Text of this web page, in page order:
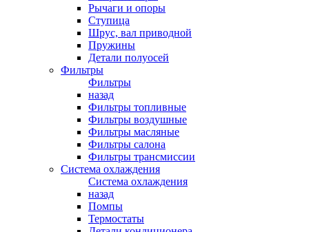
Рычаги и опоры
Ступица
Шрус, вал приводной
Пружины
Детали полуосей
Фильтры
Фильтры
назад
Фильтры топливные
Фильтры воздушные
Фильтры масляные
Фильтры салона
Фильтры трансмиссии
Система охлаждения
Система охлаждения
назад
Помпы
Термостаты